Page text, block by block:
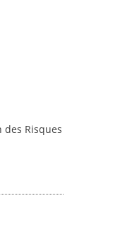
Risques